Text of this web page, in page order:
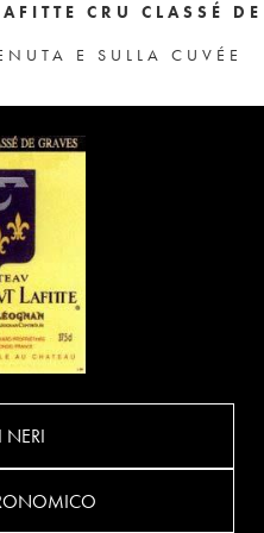
CRU CLASSÉ DE
E SULLA CUVÉE
NERI